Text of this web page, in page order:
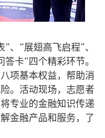
、“展翅高飞启程”、
卡”四个精彩环节。
项基本权益，帮助消
。活动现场，志愿者
专业的金融知识传递
金融产品和服务，了